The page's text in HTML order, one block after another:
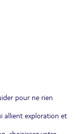
pour ne rien
allient exploration et